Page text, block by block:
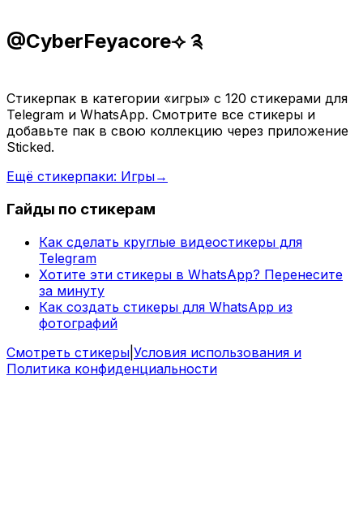
@CyberFeyacore⟢ ༉
Стикерпак в категории «игры» с 120 стикерами для
Telegram и WhatsApp. Смотрите все стикеры и
добавьте пак в свою коллекцию через приложение
Sticked.
Ещё стикерпаки: Игры→
Гайды по стикерам
Как сделать круглые видеостикеры для
Telegram
Хотите эти стикеры в WhatsApp? Перенесите
за минуту
Как создать стикеры для WhatsApp из
фотографий
Смотреть стикеры Условия использования и
Политика конфиденциальности